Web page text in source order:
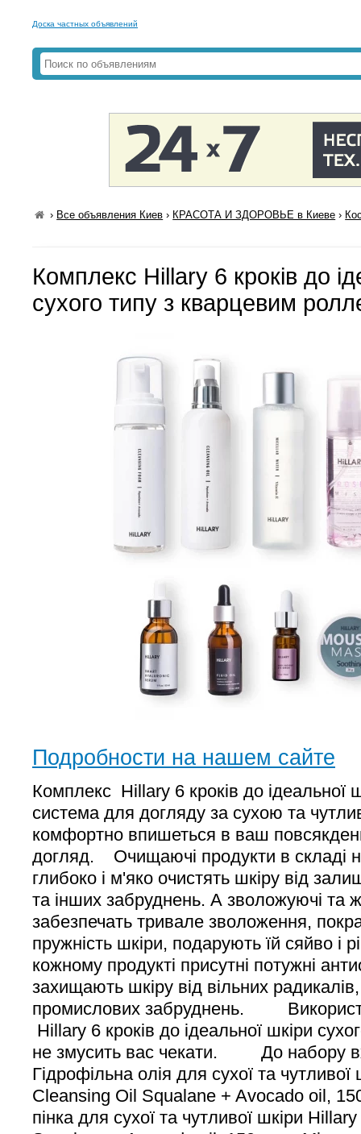
Доска частных объявлений
› Все объявления Киев › КРАСОТА И ЗДОРОВЬЕ в Киеве ›
Комплекс Hillary 6 кроків до
сухого типу з кварцевим
Подробности на нашем сайте
Комплекс Hillary 6 кроків до ідеальної
система для догляду за сухою та
комфортно впишеться в ваш
догляд. Очищаючі продукти в складі
глибоко і м'яко очистять шкіру від
та інших забруднень. А зволожуючі та
забезпечать тривале зволоження,
пружність шкіри, подарують їй сяйво і
кожному продукті присутні потужні
захищають шкіру від вільних
промислових забруднень.
Hillary 6 кроків до ідеальної шкіри
не змусить вас чекати. До
Гідрофільна олія для сухої та
Cleansing Oil Squalane + Avocado oil,
пінка для сухої та чутливої шкіри